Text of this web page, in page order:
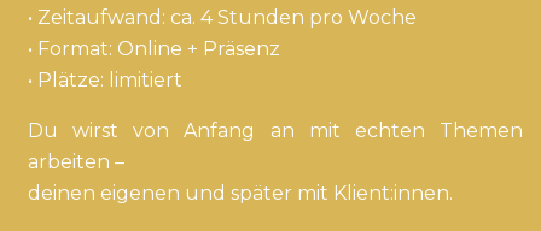
• Zeitaufwand: ca. 4 Stunden pro Woche
• Format: Online + Präsenz
• Plätze: limitiert
Du wirst von Anfang an mit echten Themen
arbeiten –
deinen eigenen und später mit Klient:innen.